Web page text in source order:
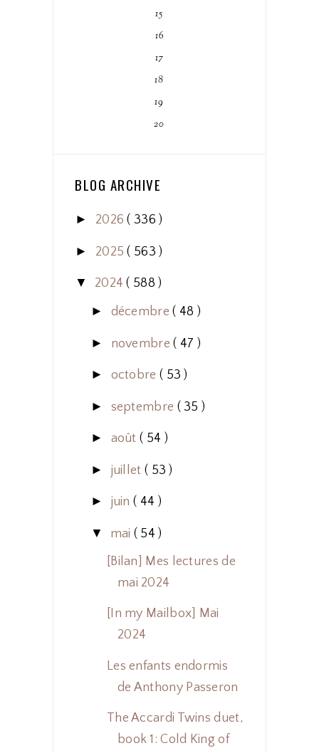
15
16
17
18
19
20
BLOG ARCHIVE
► 2026( 336 )
► 2025( 563 )
▼ 2024( 588 )
► décembre( 48 )
► novembre( 47 )
► octobre ( 53 )
► septembre ( 35 )
► août ( 54 )
► juillet ( 53 )
► juin ( 44 )
▼ mai ( 54 )
[Bilan] Mes lectures de
mai 2024
[In my Mailbox] Mai
2024
Les enfants endormis
de Anthony Passeron
The Accardi Twins duet,
book 1: Cold King of